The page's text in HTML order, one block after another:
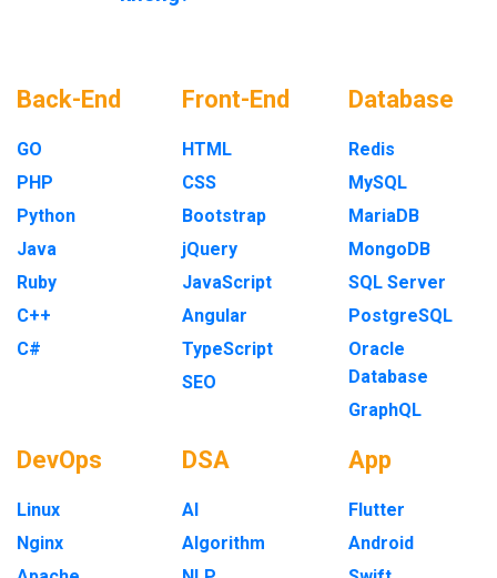
Back-End
GO
PHP
Python
Java
Ruby
C++
C#
Front-End
HTML
CSS
Bootstrap
jQuery
JavaScript
Angular
TypeScript
SEO
Database
Redis
MySQL
MariaDB
MongoDB
SQL Server
PostgreSQL
Oracle
Database
GraphQL
DevOps
Linux
Nginx
DSA
AI
Algorithm
App
Flutter
Android